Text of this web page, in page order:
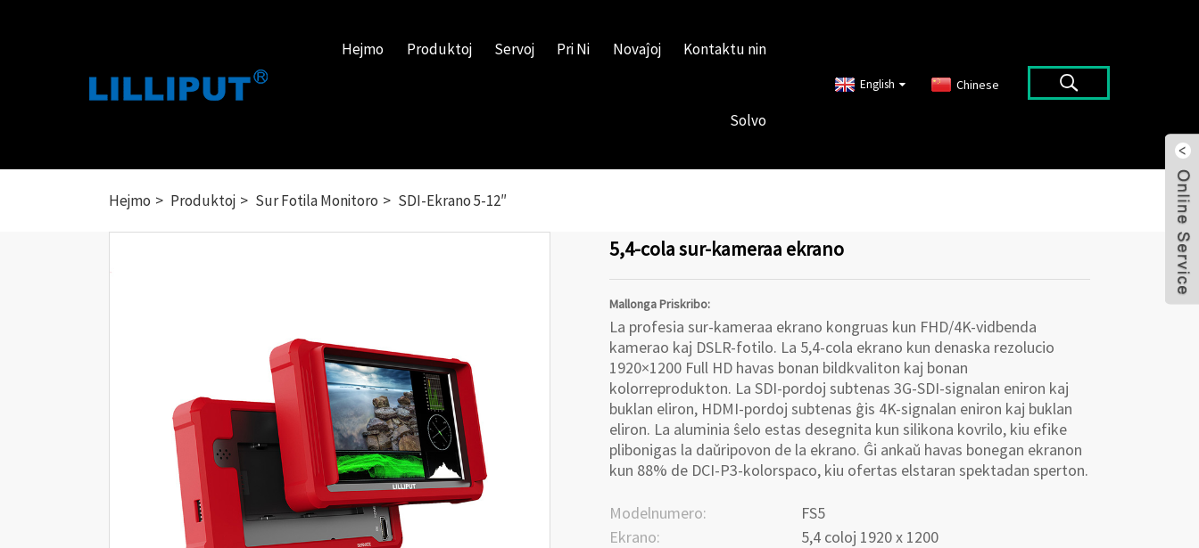
Hejmo Produktoj Servoj Pri Ni Novaĵoj Kontaktu nin
Solvo
English Chinese
Hejmo Produktoj Sur Fotila Monitoro SDI-Ekrano 5-12″
5,4-cola sur-kameraa ekrano
Mallonga Priskribo:
La profesia sur-kameraa ekrano kongruas kun FHD/4K-vidbenda
kamerao kaj DSLR-fotilo. La 5,4-cola ekrano kun denaska rezolucio
1920×1200 Full HD havas bonan bildkvaliton kaj bonan
kolorreprodukton. La SDI-pordoj subtenas 3G-SDI-signalan eniron kaj
buklan eliron, HDMI-pordoj subtenas ĝis 4K-signalan eniron kaj buklan
eliron. La aluminia ŝelo estas desegnita kun silikona kovrilo, kiu efike
plibonigas la daŭripovon de la ekrano. Ĝi ankaŭ havas bonegan ekranon
kun 88% de DCI-P3-kolorspaco, kiu ofertas elstaran spektadan sperton.
Modelnumero:
FS5
Ekrano:
5,4 coloj 1920 x 1200